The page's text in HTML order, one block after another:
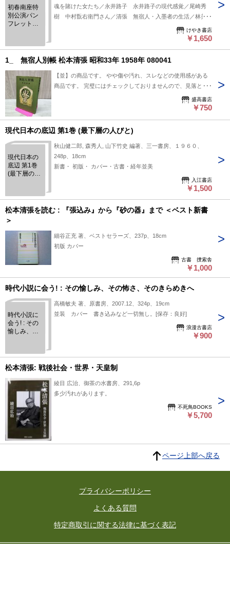
哀歓を／清
張）付＞
初春南座特
別公演パン
フレット
に生きる女
たち」 松
本清張・原
腕 無宿人
別帳」
魂を賭けた女たち／永井路子 永井路子の現代感覚／尾崎秀
樹 中村翫右衛門さん／清張 無宿人・入墨者の生活／林美一
【状態に関する注意】けやき書店の掲載品は全て、状態に関わ
らず「中古品（並）」と表示されています。「日本の古本屋」
品の特質上、状態の簡易な区分けは適切ではない（不可能な）
下さい。痛みなどの瑕疵につきましては、解説欄等をご参考に
して下さい。状態表記の無いものは特に問題なく良好とお考え
けやき書店
￥1,650
1_ 無宿人別帳 松本清張 昭和33年 1958年 080041
【並】の商品です。 やや傷や汚れ、スレなどの使用感がある
商品です。 完璧にはチェックしておりませんので、見落とし
の可能性が有る事をご理解頂き、ご検討下さい。 商品の詳細
について知りたい場合は、お問合せ下さいませ。 ■I■注意事項
ます。 基本的にお振込を確認した翌日発送となりますが、
問い合わせの回答は当日に回答出来ない場合があり、翌日が
土・日の場合は月曜日、祝日の場合は次の日になる場合があり
ます。 ■I■キャンセル・返品について■I■ 商品説明や注意事項
に記載している内容に関する返品や返金には一切お応え出来ま
せん。 ■I■落札後の取引について■I■ 基本的にお振込を確認し
た翌日発送となりますが、土・日・祝日は発送作業出来ません
のでご了承ください。 落札後48時間以内にご連絡がない場
対応しておりません。
盛高書店
￥750
現代日本の底辺 第1巻 (最下層の人びと)
現代日本の
底辺 第1巻
(最下層の人
秋山健二郎, 森秀人, 山下竹史 編著、三一書房、１９６０、
248p、18cm
新書・ 初版・ カバー・古書・経年並美
入江書店
￥1,500
松本清張を読む : 『張込み』から『砂の器』まで ＜ベスト新書
＞
細谷正充 著、ベストセラーズ、237p、18cm
初版 カバー
古書 捜索舎
￥1,000
時代小説に会う! : その愉しみ、その怖さ、そのきらめきへ
時代小説に
会う! : その
愉しみ、そ
へ
高橋敏夫 著、原書房、2007.12、324p、19cm
並装 カバー 書き込みなど一切無し。[保存：良好]
浪漫古書店
￥900
松本清張: 戦後社会・世界・天皇制
綾目 広治、御茶の水書房、291,6p
多少汚れがあります。
不死鳥BOOKS
￥5,700
ページ上部へ戻る
プライバシーポリシー
よくある質問
特定商取引に関する法律に基づく表記